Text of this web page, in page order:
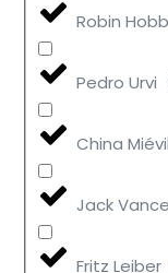
Robin Hobb
Pedro Urvi
China
Jack Vance
Fritz Leiber